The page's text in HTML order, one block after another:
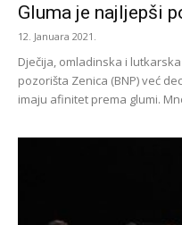
Gluma je najljepši
12. Januara 2021.
Dječija, omladinska i
pozorišta Zenica (BNP) već
imaju afinitet prema glumi.